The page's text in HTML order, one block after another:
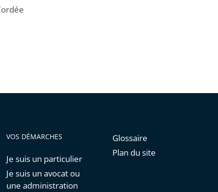
VOS DÉMARCHES
Je suis un particulier
Je suis un avocat ou
une administration
Glossaire
Plan du site